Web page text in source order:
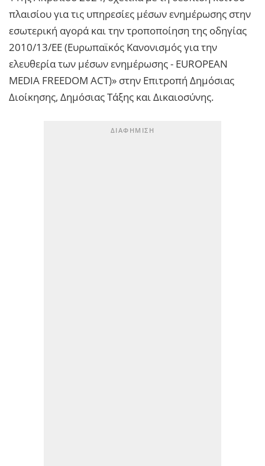
πλαισίου για τις υπηρεσίες μέσων ενημέρωσης στην
εσωτερική αγορά και την τροποποίηση της οδηγίας
2010/13/ΕΕ (Ευρωπαϊκός Κανονισμός για την
ελευθερία των μέσων ενημέρωσης - EUROPEAN
MEDIA FREEDOM ACT)» στην Επιτροπή Δημόσιας
Διοίκησης, Δημόσιας Τάξης και Δικαιοσύνης.